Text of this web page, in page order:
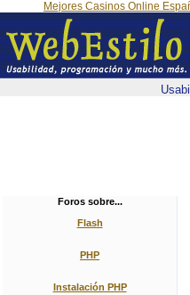
Mejores Casinos Online
Foros sobre...
Flash
PHP
Instalación PHP